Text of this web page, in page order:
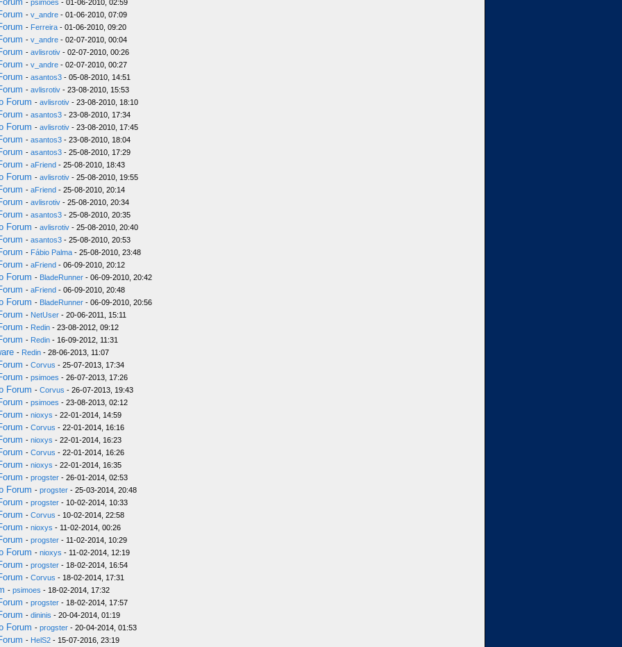
- psimoes - 01-06-2010, 02:59
- v_andre - 01-06-2010, 07:09
- Ferreira - 01-06-2010, 09:20
- v_andre - 02-07-2010, 00:04
- avlisrotiv - 02-07-2010, 00:26
- v_andre - 02-07-2010, 00:27
- asantos3 - 05-08-2010, 14:51
- avlisrotiv - 23-08-2010, 15:53
Forum - avlisrotiv - 23-08-2010, 18:10
- asantos3 - 23-08-2010, 17:34
Forum - avlisrotiv - 23-08-2010, 17:45
- asantos3 - 23-08-2010, 18:04
- asantos3 - 25-08-2010, 17:29
- aFriend - 25-08-2010, 18:43
Forum - avlisrotiv - 25-08-2010, 19:55
- aFriend - 25-08-2010, 20:14
- avlisrotiv - 25-08-2010, 20:34
- asantos3 - 25-08-2010, 20:35
Forum - avlisrotiv - 25-08-2010, 20:40
- asantos3 - 25-08-2010, 20:53
- Fábio Palma - 25-08-2010, 23:48
- aFriend - 06-09-2010, 20:12
Forum - BladeRunner - 06-09-2010, 20:42
- aFriend - 06-09-2010, 20:48
Forum - BladeRunner - 06-09-2010, 20:56
- NetUser - 20-06-2011, 15:11
- Redin - 23-08-2012, 09:12
- Redin - 16-09-2012, 11:31
- Redin - 28-06-2013, 11:07
- Corvus - 25-07-2013, 17:34
- psimoes - 26-07-2013, 17:26
Forum - Corvus - 26-07-2013, 19:43
- psimoes - 23-08-2013, 02:12
- nioxys - 22-01-2014, 14:59
- Corvus - 22-01-2014, 16:16
- nioxys - 22-01-2014, 16:23
- Corvus - 22-01-2014, 16:26
- nioxys - 22-01-2014, 16:35
- progster - 26-01-2014, 02:53
Forum - progster - 25-03-2014, 20:48
- progster - 10-02-2014, 10:33
- Corvus - 10-02-2014, 22:58
- nioxys - 11-02-2014, 00:26
- progster - 11-02-2014, 10:29
Forum - nioxys - 11-02-2014, 12:19
- progster - 18-02-2014, 16:54
- Corvus - 18-02-2014, 17:31
- psimoes - 18-02-2014, 17:32
- progster - 18-02-2014, 17:57
- dininis - 20-04-2014, 01:19
Forum - progster - 20-04-2014, 01:53
- HelS2 - 15-07-2016, 23:19